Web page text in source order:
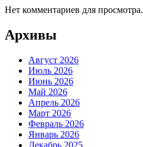
Нет комментариев для просмотра.
Архивы
Август 2026
Июль 2026
Июнь 2026
Май 2026
Апрель 2026
Март 2026
Февраль 2026
Январь 2026
Декабрь 2025